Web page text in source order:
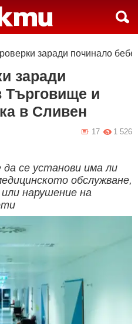
заради починало
заради
Търговище и
в Сливен
1 526
17
се установи има ли
обслужване,
нарушение на